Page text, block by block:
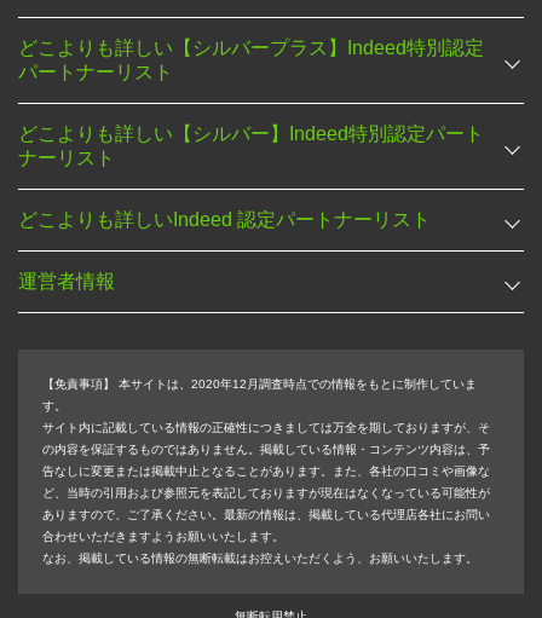
どこよりも詳しい【シルバープラス】Indeed特別認定
パートナーリスト
どこよりも詳しい【シルバー】Indeed特別認定パート
ナーリスト
どこよりも詳しいIndeed 認定パートナーリスト
運営者情報
【免責事項】
本サイトは、2020年12月調査時点での情報をもとに制作していま
す。
サイト内に記載している情報の正確性につきましては万全を期しておりますが、そ
の内容を保証するものではありません。掲載している情報・コンテンツ内容は、予
告なしに変更または掲載中止となることがあります。また、各社の口コミや画像な
ど、当時の引用および参照元を表記しておりますが現在はなくなっている可能性が
ありますので、ご了承ください。最新の情報は、掲載している代理店各社にお問い
合わせいただきますようお願いいたします。
なお、掲載している情報の無断転載はお控えいただくよう、お願いいたします。